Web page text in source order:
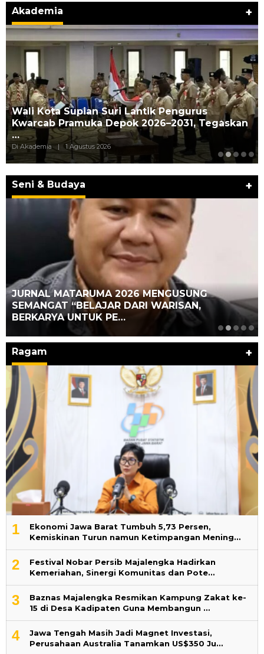
Akademia +
Wali Kota Supian Suri Lantik Pengurus
Kwarcab Pramuka Depok 2026–2031, Tegaskan
…
Di Akademia | 1 Agustus 2026
Seni & Budaya +
JURNAL MATARUMA 2026 MENGUSUNG
SEMANGAT “BELAJAR DARI WARISAN,
BERKARYA UNTUK PE…
Ragam +
1
Ekonomi Jawa Barat Tumbuh 5,73 Persen,
Kemiskinan Turun namun Ketimpangan Mening…
2
Festival Nobar Persib Majalengka Hadirkan
Kemeriahan, Sinergi Komunitas dan Pote…
3
Baznas Majalengka Resmikan Kampung Zakat ke-
15 di Desa Kadipaten Guna Membangun …
4
Jawa Tengah Masih Jadi Magnet Investasi,
Perusahaan Australia Tanamkan US$350 Ju…